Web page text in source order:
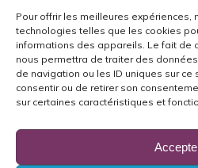
Pour offrir les meilleures expériences,
technologies telles que les cookies
informations des appareils. Le fait de
nous permettra de traiter des
de navigation ou les ID uniques sur ce
consentir ou de retirer son
sur certaines caractéristiques et